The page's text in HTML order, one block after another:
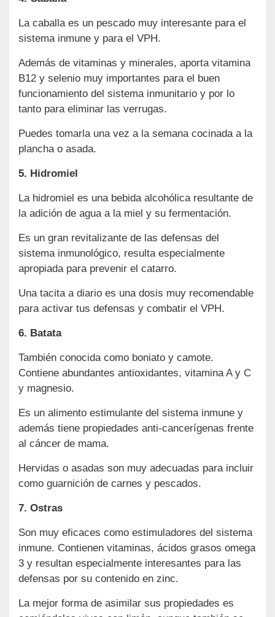
La caballa es un pescado muy interesante para el
sistema inmune y para el VPH.
Además de vitaminas y minerales, aporta vitamina
B12 y selenio muy importantes para el buen
funcionamiento del sistema inmunitario y por lo
tanto para eliminar las verrugas.
Puedes tomarla una vez a la semana cocinada a la
plancha o asada.
5. Hidromiel
La hidromiel es una bebida alcohólica resultante de
la adición de agua a la miel y su fermentación.
Es un gran revitalizante de las defensas del
sistema inmunológico, resulta especialmente
apropiada para prevenir el catarro.
Una tacita a diario es una dosis muy recomendable
para activar tus defensas y combatir el VPH.
6. Batata
También conocida como boniato y camote.
Contiene abundantes antioxidantes, vitamina A y C
y magnesio.
Es un alimento estimulante del sistema inmune y
además tiene propiedades anti-cancerígenas frente
al cáncer de mama.
Hervidas o asadas son muy adecuadas para incluir
como guarnición de carnes y pescados.
7. Ostras
Son muy eficaces como estimuladores del sistema
inmune. Contienen vitaminas, ácidos grasos omega
3 y resultan especialmente interesantes para las
defensas por su contenido en zinc.
La mejor forma de asimilar sus propiedades es